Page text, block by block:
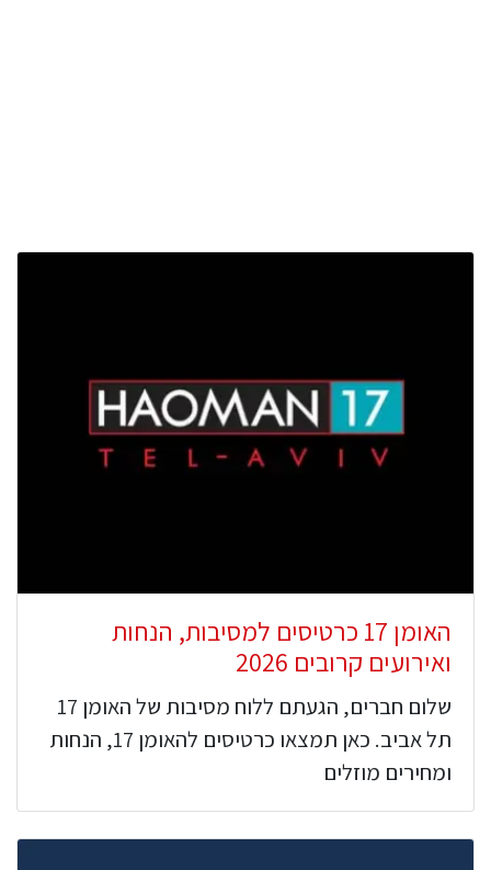
האומן 17 כרטיסים למסיבות, הנחות
ואירועים קרובים 2026
שלום חברים, הגעתם ללוח מסיבות של האומן 17
תל אביב. כאן תמצאו כרטיסים להאומן 17, הנחות
ומחירים מוזלים